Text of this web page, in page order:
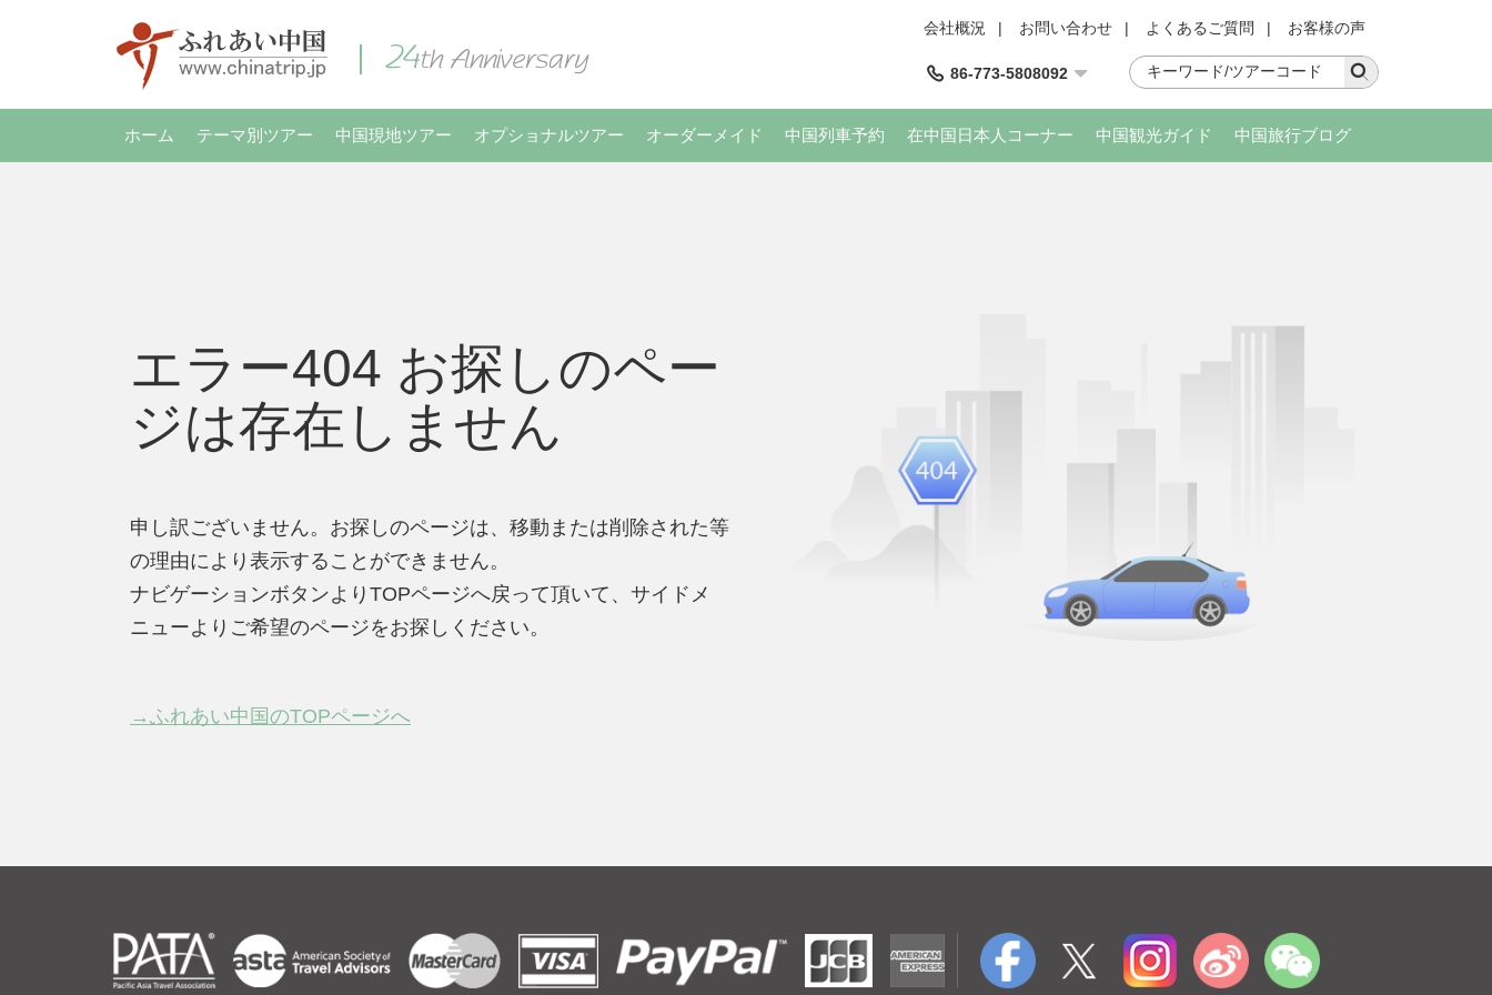
会社概況 | お問い合わせ | よくあるご質問 | お客様の声
86-773-5808092
ホーム テーマ別ツアー 中国現地ツアー オプショナルツアー オーダーメイド 中国列車予約 在中国日本人コーナー 中国観光ガイド 中国旅行ブログ
エラー404 お探しのペー
ジは存在しません
申し訳ございません。お探しのページは、移動または削除された等
の理由により表示することができません。
ナビゲーションボタンよりTOPページへ戻って頂いて、サイドメ
ニューよりご希望のページをお探しください。
→ふれあい中国のTOPページへ